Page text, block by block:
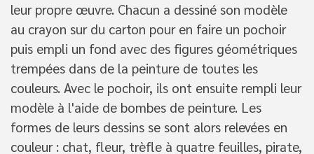
leur propre œuvre. Chacun a dessiné son modèle
au crayon sur du carton pour en faire un pochoir
puis empli un fond avec des figures géométriques
trempées dans de la peinture de toutes les
couleurs. Avec le pochoir, ils ont ensuite rempli leur
modèle à l'aide de bombes de peinture. Les
formes de leurs dessins se sont alors relevées en
couleur : chat, fleur, trèfle à quatre feuilles, pirate,